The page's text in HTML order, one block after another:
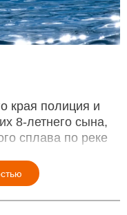
края полиция и
8-летнего сына,
сплава по реке